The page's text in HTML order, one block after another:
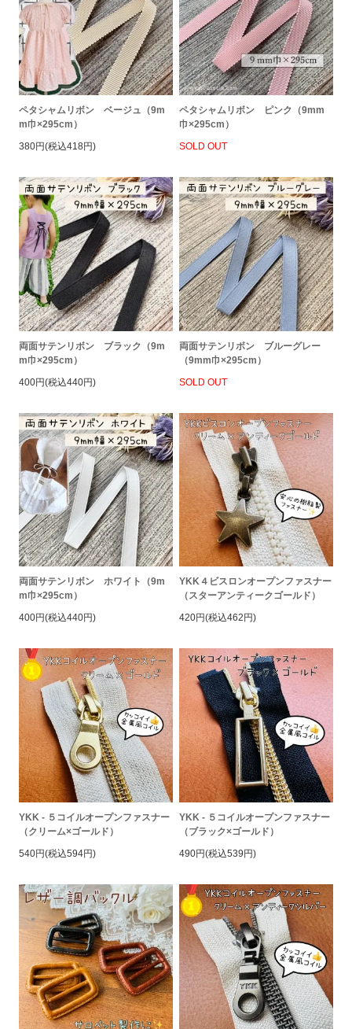
ペタシャムリボン ベージュ（9m
m巾×295cm）
380円(税込418円)
ペタシャムリボン ピンク（9mm
巾×295cm）
SOLD OUT
両面サテンリボン ブラック（9m
m巾×295cm）
400円(税込440円)
両面サテンリボン ブルーグレー
（9mm巾×295cm）
SOLD OUT
両面サテンリボン ホワイト（9m
m巾×295cm）
400円(税込440円)
YKK４ビスロンオープンファスナー
（スターアンティークゴールド）
420円(税込462円)
YKK - ５コイルオープンファスナー
（クリーム×ゴールド）
540円(税込594円)
YKK - ５コイルオープンファスナー
（ブラック×ゴールド）
490円(税込539円)